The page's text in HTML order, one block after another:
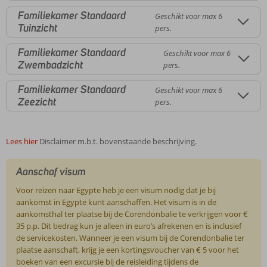
Familiekamer Standaard
Tuinzicht
Geschikt voor max 6
pers.
Familiekamer Standaard
Zwembadzicht
Geschikt voor max 6
pers.
Familiekamer Standaard
Zeezicht
Geschikt voor max 6
pers.
Lees hier Disclaimer m.b.t. bovenstaande beschrijving.
Aanschaf visum
Voor reizen naar Egypte heb je een visum nodig dat je bij
aankomst in Egypte kunt aanschaffen. Het visum is in de
aankomsthal ter plaatse bij de Corendonbalie te verkrijgen voor €
35 p.p. Dit bedrag kun je alleen in euro’s afrekenen en is inclusief
de servicekosten. Wanneer je een visum bij de Corendonbalie ter
plaatse aanschaft, krijg je een kortingsvoucher van € 5 voor het
boeken van een excursie bij de reisleiding tijdens de